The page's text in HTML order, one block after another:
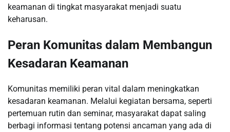
keamanan di tingkat masyarakat menjadi suatu
keharusan.
Peran Komunitas dalam Membangun
Kesadaran Keamanan
Komunitas memiliki peran vital dalam meningkatkan
kesadaran keamanan. Melalui kegiatan bersama, seperti
pertemuan rutin dan seminar, masyarakat dapat saling
berbagi informasi tentang potensi ancaman yang ada di